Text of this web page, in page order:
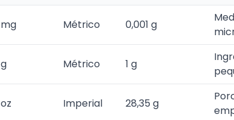
mg Métrico 0,001 g
g Métrico 1 g
oz Imperial 28,35 g